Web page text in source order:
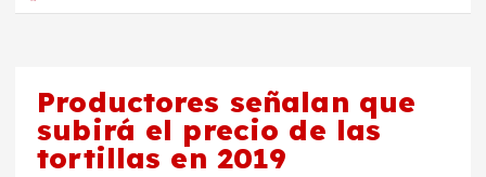
Productores señalan que
subirá el precio de las
tortillas en 2019